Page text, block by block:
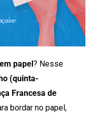
papel? Nesse
(quinta-
Francesa de
bordar no papel,